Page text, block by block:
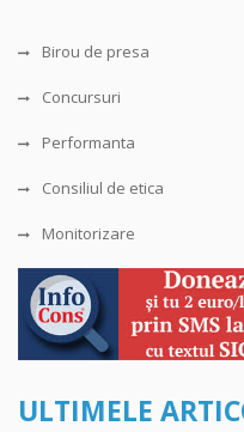
Birou de presa
Concursuri
Performanta
Consiliul de etica
Monitorizare
ULTIMELE